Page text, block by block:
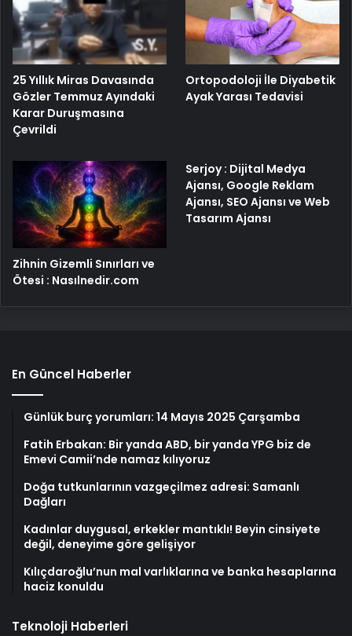
25 Yıllık Miras Davasında
Gözler Temmuz Ayındaki
Karar Duruşmasına
Çevrildi
Ortopodoloji İle Diyabetik
Ayak Yarası Tedavisi
Zihnin Gizemli Sınırları ve
Ötesi : Nasılnedir.com
Serjoy : Dijital Medya
Ajansı, Google Reklam
Ajansı, SEO Ajansı ve Web
Tasarım Ajansı
En Güncel Haberler
Günlük burç yorumları: 14 Mayıs 2025 Çarşamba
Fatih Erbakan: Bir yanda ABD, bir yanda YPG biz de
Emevi Camii’nde namaz kılıyoruz
Doğa tutkunlarının vazgeçilmez adresi: Samanlı
Dağları
Kadınlar duygusal, erkekler mantıklı! Beyin cinsiyete
değil, deneyime göre gelişiyor
Kılıçdaroğlu’nun mal varlıklarına ve banka hesaplarına
haciz konuldu
Teknoloji Haberleri